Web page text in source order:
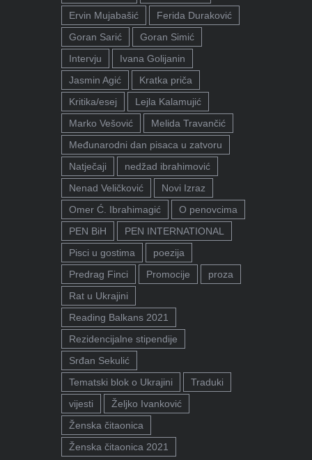
Ervin Mujabašić
Ferida Duraković
Goran Sarić
Goran Simić
Intervju
Ivana Golijanin
Jasmin Agić
Kratka priča
Kritika/esej
Lejla Kalamujić
Marko Vešović
Melida Travančić
Međunarodni dan pisaca u zatvoru
Natječaji
nedžad ibrahimović
Nenad Veličković
Novi Izraz
Omer Ć. Ibrahimagić
O penovcima
PEN BiH
PEN INTERNATIONAL
Pisci u gostima
poezija
Predrag Finci
Promocije
proza
Rat u Ukrajini
Reading Balkans 2021
Rezidencijalne stipendije
Srđan Sekulić
Tematski blok o Ukrajini
Traduki
vijesti
Željko Ivanković
Ženska čitaonica
Ženska čitaonica 2021